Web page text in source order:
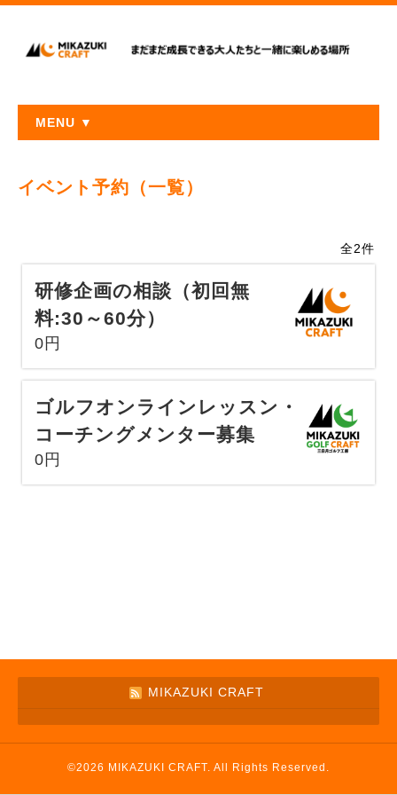
MENU ▼
イベント予約（一覧）
全2件
研修企画の相談（初回無
料:30～60分）
0円
ゴルフオンラインレッスン・
コーチングメンター募集
0円
MIKAZUKI CRAFT
©2026 MIKAZUKI CRAFT. All Rights Reserved.